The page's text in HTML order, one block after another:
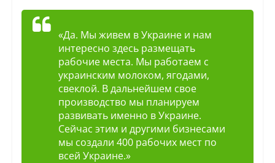
«Да. Мы живем в Украине и нам
интересно здесь размещать
рабочие места. Мы работаем с
украинским молоком, ягодами,
свеклой. В дальнейшем свое
производство мы планируем
развивать именно в Украине.
Сейчас этим и другими бизнесами
мы создали 400 рабочих мест по
всей Украине.»